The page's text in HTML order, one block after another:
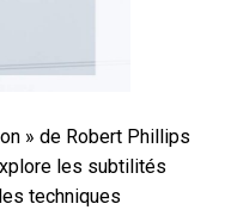
» de Robert Phillips
les subtilités
techniques